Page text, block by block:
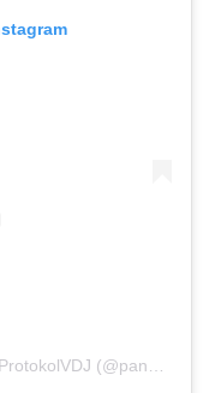
(@pandemictalks)